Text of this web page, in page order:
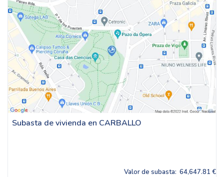
Subasta de vivienda en CARBALLO
Valor de subasta: 64,647.81 €